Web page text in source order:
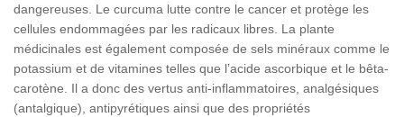
dangereuses. Le curcuma lutte contre le cancer et protège les
cellules endommagées par les radicaux libres. La plante
médicinales est également composée de sels minéraux comme le
potassium et de vitamines telles que l’acide ascorbique et le bêta-
carotène. Il a donc des vertus anti-inflammatoires, analgésiques
(antalgique), antipyrétiques ainsi que des propriétés